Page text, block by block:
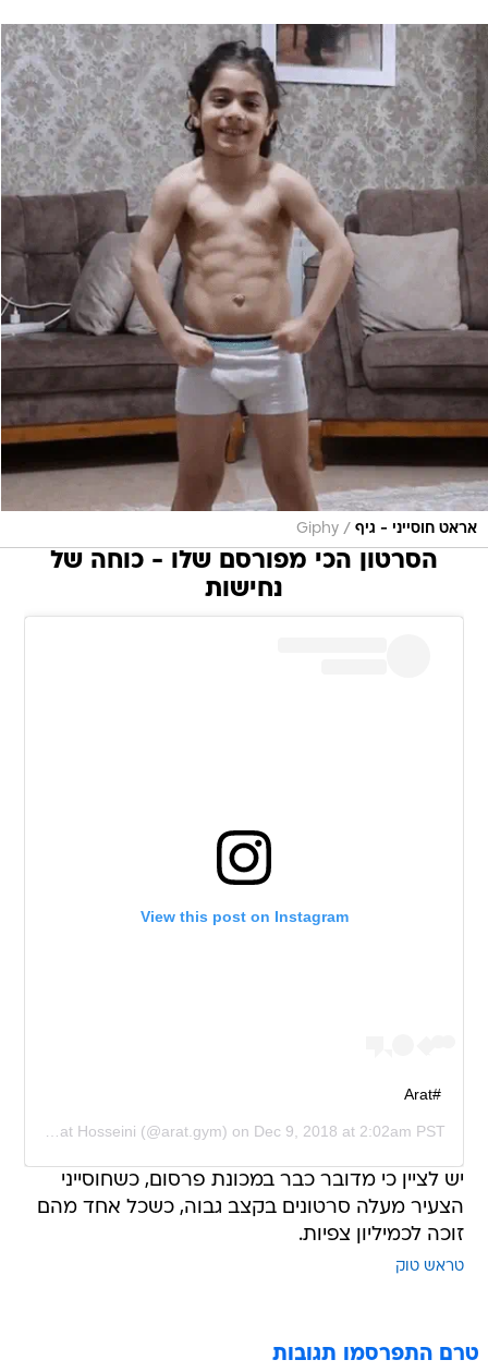
אראט חוסייני - גיף /
Giphy
הסרטון הכי מפורסם שלו - כוחה של
נחישות
View this post on Instagram
#Arat
Arat Hosseini (@arat.gym) on Dec 9, 2018 at 2:02am PST
יש לציין כי מדובר כבר במכונת פרסום, כשחוסייני
הצעיר מעלה סרטונים בקצב גבוה, כשכל אחד מהם
זוכה לכמיליון צפיות.
טראש טוק
טרם התפרסמו תגובות